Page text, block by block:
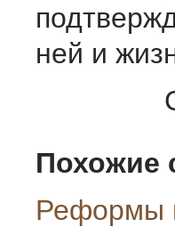
ней и
Похожие
Реформы